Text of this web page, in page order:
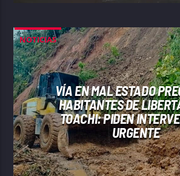
NOTICIAS
VÍA EN MAL ESTADO
HABITANTES DE
TOACHI: PIDEN
URGENTE